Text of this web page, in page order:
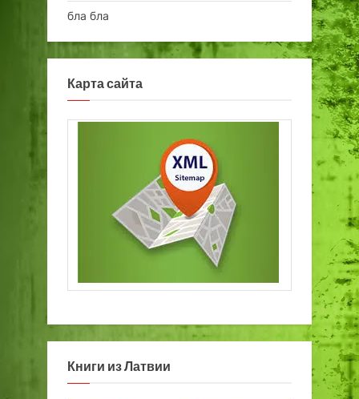
бла бла
Карта сайта
Книги из Латвии